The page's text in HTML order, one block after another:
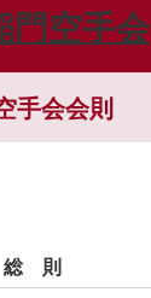
手会会則
則